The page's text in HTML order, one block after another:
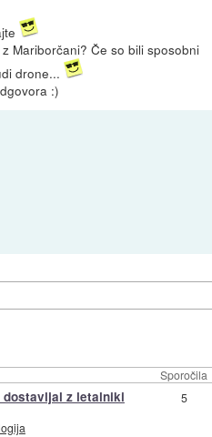
Mariborčani? Če so bili sposobni
drone...
:)
Sporočila
dostavljal z letalniki 5